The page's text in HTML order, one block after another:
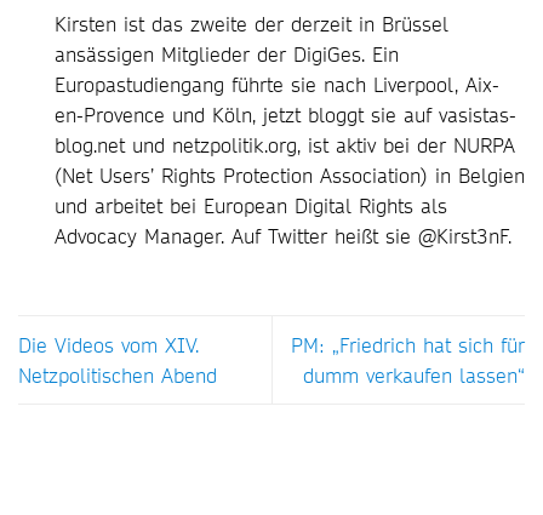
Kirsten ist das zweite der derzeit in Brüssel
ansässigen Mitglieder der DigiGes. Ein
Europastudiengang führte sie nach Liverpool, Aix-
en-Provence und Köln, jetzt bloggt sie auf vasistas-
blog.net und netzpolitik.org, ist aktiv bei der NURPA
(Net Users’ Rights Protection Association) in Belgien
und arbeitet bei European Digital Rights als
Advocacy Manager. Auf Twitter heißt sie @Kirst3nF.
Die Videos vom XIV.
Netzpolitischen Abend
PM: „Friedrich hat sich für
dumm verkaufen lassen“